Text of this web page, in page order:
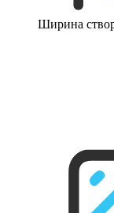
Ширина